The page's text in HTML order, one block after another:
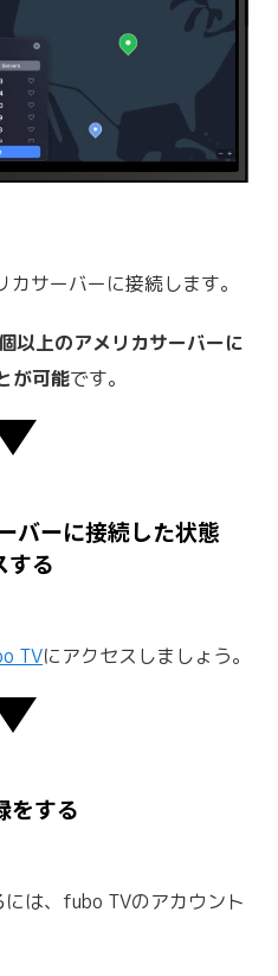
サーバーに接続します。
以上のアメリカサーバーに
が可能です。
バーに接続した状態
する
TVにアクセスしましょう。
をする
は、fubo TVのアカウント